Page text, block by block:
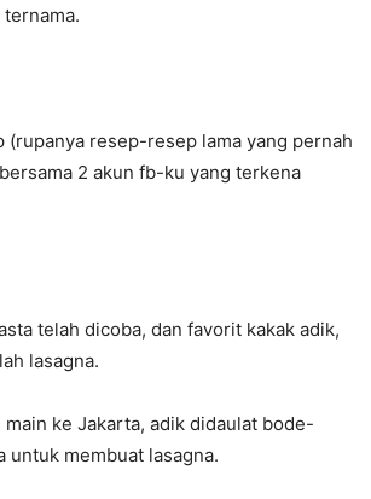
(rupanya resep-resep lama yang pernah
2 akun fb-ku yang terkena
telah dicoba, dan favorit kakak adik,
lasagna.
main ke Jakarta, adik didaulat bode-
untuk membuat lasagna.